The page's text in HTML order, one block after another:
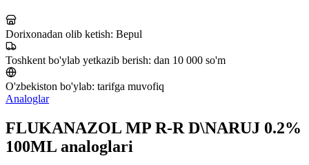
Dorixonadan olib ketish: Bepul
Toshkent bo'ylab yetkazib berish: dan 10 000 so'm
O'zbekiston bo'ylab: tarifga muvofiq
Analoglar
FLUKANAZOL MP R-R D\NARUJ 0.2%
100ML analoglari